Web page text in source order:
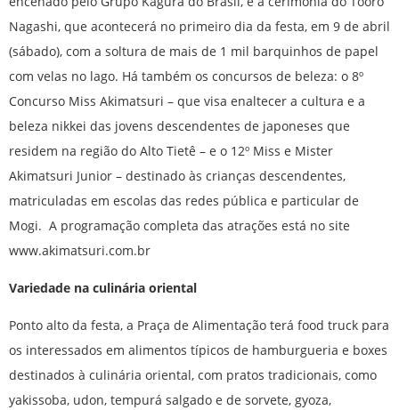
Nagashi, que acontecerá no primeiro dia da festa, em 9 de abril
(sábado), com a soltura de mais de 1 mil barquinhos de papel
com velas no lago. Há também os concursos de beleza: o 8º
Concurso Miss Akimatsuri – que visa enaltecer a cultura e a
beleza nikkei das jovens descendentes de japoneses que
residem na região do Alto Tietê – e o 12º Miss e Mister
Akimatsuri Junior – destinado às crianças descendentes,
matriculadas em escolas das redes pública e particular de
Mogi. A programação completa das atrações está no site
www.akimatsuri.com.br
Variedade na culinária oriental
Ponto alto da festa, a Praça de Alimentação terá food truck para
os interessados em alimentos típicos de hamburgueria e boxes
destinados à culinária oriental, com pratos tradicionais, como
yakissoba, udon, tempurá salgado e de sorvete, gyoza,